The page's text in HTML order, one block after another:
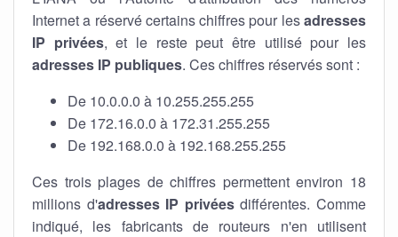
Internet a réservé certains chiffres pour lesadresses
IP privées, et le reste peut être utilisé pour les
adresses IP publiques. Ces chiffres réservés sont :
De 10.0.0.0 à 10.255.255.255
De 172.16.0.0 à 172.31.255.255
De 192.168.0.0 à 192.168.255.255
Ces trois plages de chiffres permettent environ 18
millions d'adresses IP privéesdifférentes. Comme
indiqué, les fabricants de routeurs n'en utilisent